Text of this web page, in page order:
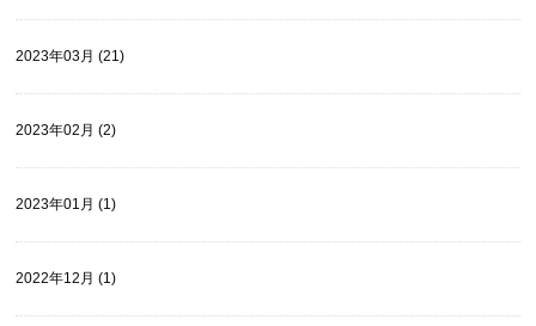
2023年03月 (21)
2023年02月 (2)
2023年01月 (1)
2022年12月 (1)